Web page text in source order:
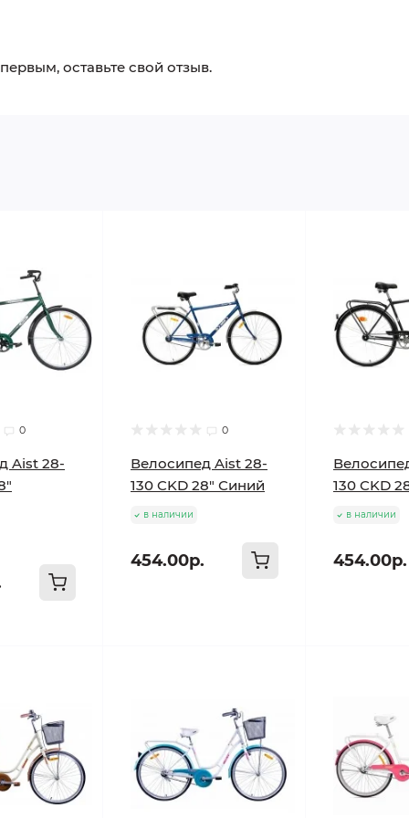
оставьте свой отзыв.
0
Aist 28-
0
Велосипед Aist 28-
130 CKD 28" Синий
в наличии
454.00р.
130 CKD
в наличии
454.00р.